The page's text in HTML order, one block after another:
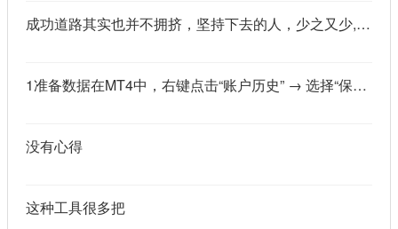
成功道路其实也并不拥挤，坚持下去的人，少之又少,说的真好
1准备数据在MT4中，右键点击“账户历史” → 选择“保存为详细户口结单” → 保存为一个HTML文件。用Excel打开这个HTML文件，或者打开它并复制全部内容，粘贴到一个空白Excel工作表中。2使用你的.xlsm文件打开你已经保存好的“MT4报表合并神器.xlsm”文件。将上一步中未处理的两行数据，复制并粘贴到这个.xlsm文件的第一个工作表中。3运行宏在Excel中，按快捷键 Alt + F8 打开“宏”对话框。选择名为 MergeMT4Statement_Ultimate 的宏，然后点击“执行”或“运行”。4完成宏运行后，你会发现原本错位成两行的数据，已经自动合并成一行了。
没有心得
这种工具很多把